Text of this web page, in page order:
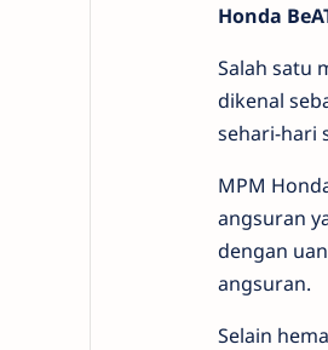
Honda
Salah satu
dikenal
sehari-hari
MPM
angsuran
dengan
angsuran.
Selain